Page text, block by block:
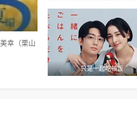
节拍：逆转法庭
造，是一部法律剧，讲述患有
前辈律师及所长律师一同拾起委
声音”，揭开被隐藏的真相。
空虽一次通过司法..
40岁的
己拥有
只是一起吃顿饭